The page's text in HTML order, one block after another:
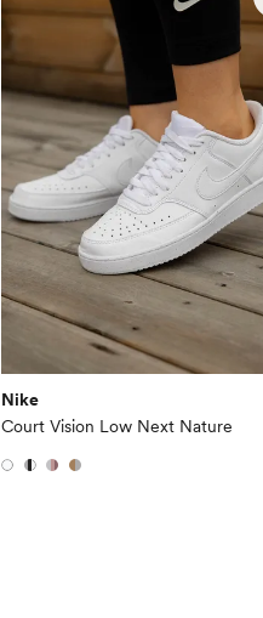
Nike
Court Vision Low Next Nature